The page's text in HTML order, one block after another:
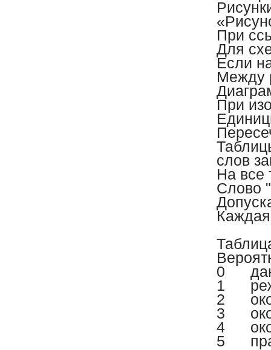
При
Для
Если
Между
При
слов
На все
Слово
0
1
2
3
4
5